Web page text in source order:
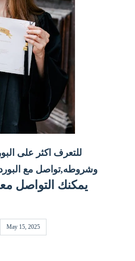
للتعرف اكثر على
وشروطه,تواصل مع
يمكنك التواصل
May 15, 2025